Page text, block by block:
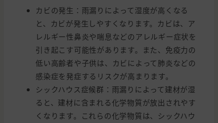
カビの発生：雨漏りによって湿度が高くなる
と、カビが発生しやすくなります。カビは、ア
レルギー性鼻炎や喘息などのアレルギー症状を
引き起こす可能性があります。また、免疫力の
低い高齢者や子供は、カビによって肺炎などの
感染症を発症するリスクが高まります。
シックハウス症候群：雨漏りによって建材が湿
ると、建材に含まれる化学物質が放出されやす
くなります。これらの化学物質は、シックハウ